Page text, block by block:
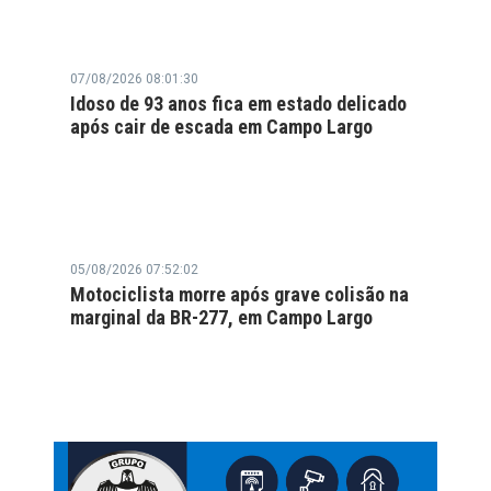
07/08/2026 08:01:30
Idoso de 93 anos fica em estado delicado
após cair de escada em Campo Largo
05/08/2026 07:52:02
Motociclista morre após grave colisão na
marginal da BR-277, em Campo Largo